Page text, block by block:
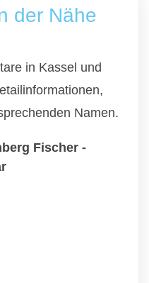
der Nähe
in Kassel und
Namen.
Fischer -